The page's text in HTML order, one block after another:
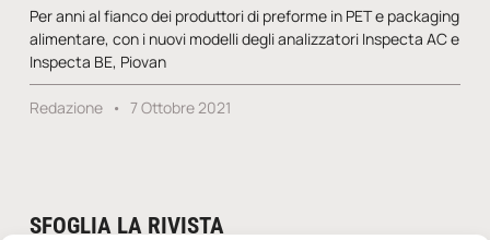
Per anni al fianco dei produttori di preforme in PET e packaging
alimentare, con i nuovi modelli degli analizzatori Inspecta AC e
Inspecta BE, Piovan
Redazione 7 Ottobre 2021
SFOGLIA LA RIVISTA